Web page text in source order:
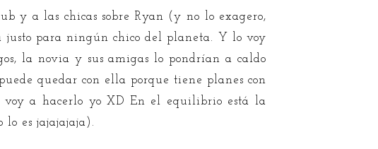
y a las chicas sobre Ryan (y no lo exagero,
justo para ningún chico del planeta. Y lo voy
la novia y sus amigas lo pondrían a caldo
quedar con ella porque tiene planes con
voy a hacerlo yo XD En el equilibrio está la
lo es jajajajaja).